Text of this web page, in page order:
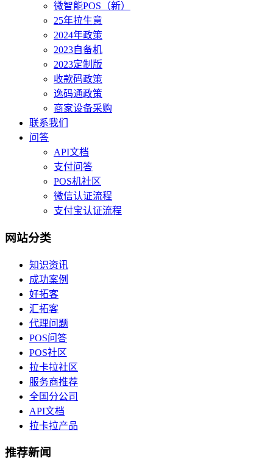
微智能POS（新）
25年拉生意
2024年政策
2023自备机
2023定制版
收款码政策
逸码通政策
商家设备采购
联系我们
问答
API文档
支付问答
POS机社区
微信认证流程
支付宝认证流程
网站分类
知识资讯
成功案例
好拓客
汇拓客
代理问题
POS问答
POS社区
拉卡拉社区
服务商推荐
全国分公司
API文档
拉卡拉产品
推荐新闻